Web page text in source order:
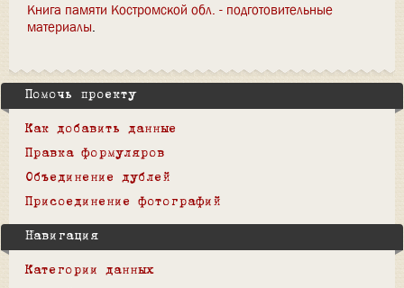
Книга памяти Костромской обл. - подготовительные
материалы
Помочь проекту
Как добавить данные
Правка формуляров
Объединение дублей
Присоединение фотографий
Навигация
Категории данных